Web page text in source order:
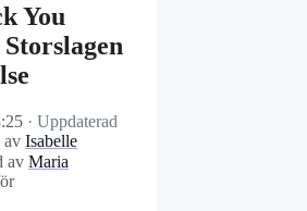
You
· Uppdaterad
av Isabelle
av Maria